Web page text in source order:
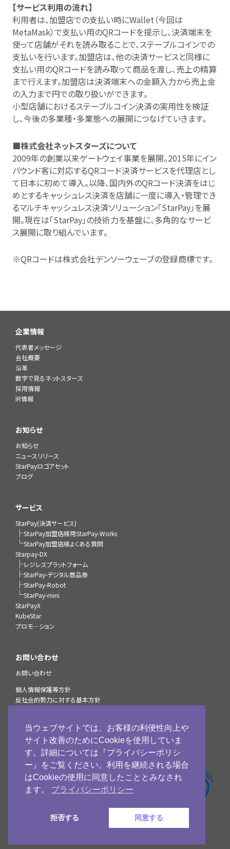
【サービス利用の流れ】
利用者は、加盟店での支払い時にWallet（今回は
MetaMask）で支払い用のQRコードを提示し、決済端末を
使って店舗がそれを読み取ることで、ステーブルコインでの
支払いを行います。加盟店は、他の決済サービスと同様に
支払い用のQRコードを読み取って商品を渡し、売上の精算
まで行えます。加盟店は決済端末への金額入力から売上金
の入力まで円での取り扱いができます。
小型店舗におけるステーブルコイン決済の実用性を検証
し、今後の多業種・多業態への展開につなげていきます。
■株式会社ネットスターズについて
2009年の創業以来ゲートウェイ事業を展開。2015年にイン
バウンド客に対応するQRコード決済サービスを代理店とし
て日本に初めて導入。以降、国内外のQRコード決済をはじ
めとするキャッシュレス決済を店舗に一度に導入・管理でき
るマルチキャッシュレス決済ソリューション「StarPay」を展
開。現在は「StarPay」の技術力を基盤に、多角的なサービ
ス展開に取り組んでいます。
※QRコードは株式会社デンソーウェーブの登録商標です。
企業情報
代表者メッセージ
会社概要
沿革
数字で見るネットスターズ
採用情報
IR情報
お知らせ
お知らせ
ニュースリリース
StarPayロゴアセット
ブログ
サービス
StarPay(決済サービス)
├StarPay加盟店様用StarPay-Works
└StarPay加盟店様よくある質問
Starpay-DX
├レジレスプラットフォーム
├StarPay-デジタル商品券
├StarPay-Robot
└StarPay-mini
StarPayX
KubeStar
プロモ―ション
お問い合わせ
お問い合わせ
個人情報保護等方針
反社会的勢力に対する基本方針
加盟店様へのお知らせ
古物営業法に基づく表示
ネットスターズ
公式Facebook
当ウェブサイトでは、お客様の利便性向上や
サイト改善のためにCookieを使用していま
す。詳細については『プライバシーポリシ
ー』をご覧ください。利用を継続される場合
はCookieの使用に同意したこととみなされ
ます。 プライバシーポリシー
拒否する 同意する